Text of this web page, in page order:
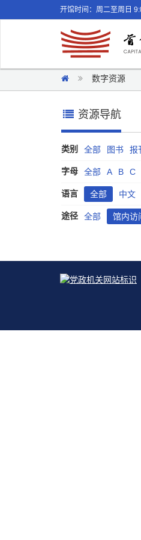
开馆时间：周二至周日
数字资源
资源导航
类别 全部 图书 报
字母 全部 A B C
语言 全部 中文
途径 全部 馆内访